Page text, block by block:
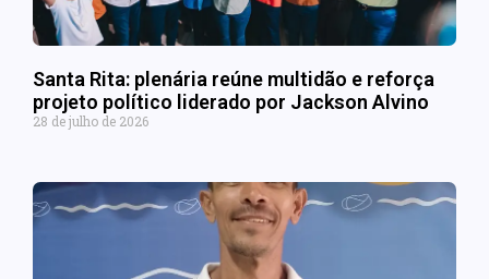
Santa Rita: plenária reúne multidão e reforça
projeto político liderado por Jackson Alvino
28 de julho de 2026